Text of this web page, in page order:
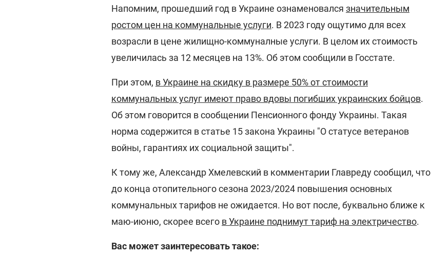
Напомним, прошедший год в Украине ознаменовался значительным
ростом цен на коммунальные услуги. В 2023 году ощутимо для всех
возрасли в цене жилищно-коммуналные услуги. В целом их стоимость
увеличилась за 12 месяцев на 13%. Об этом сообщили в Госстате.
При этом, в Украине на скидку в размере 50% от стоимости
коммунальных услуг имеют право вдовы погибших украинских бойцов.
Об этом говорится в сообщении Пенсионного фонду Украины. Такая
норма содержится в статье 15 закона Украины "О статусе ветеранов
войны, гарантиях их социальной защиты".
К тому же, Александр Хмелевский в комментарии Главреду сообщил, что
до конца отопительного сезона 2023/2024 повышения основных
коммунальных тарифов не ожидается. Но вот после, буквально ближе к
маю-июню, скорее всего в Украине поднимут тариф на электричество.
Вас может заинтересовать такое: